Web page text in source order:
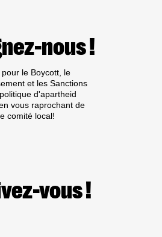
LE
BOYCOTT
PRODUITS
ISRAÉLIENS :
LA
FRANCE
CONDAMNEE
nous !
le Boycott, le
et les Sanctions
d'apartheid
vous raprochant de
comité local!
vous !